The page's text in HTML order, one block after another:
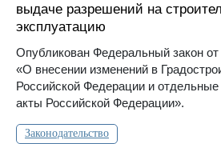
выдаче разрешений на
эксплуатацию
Опубликован Федеральный закон
«О внесении изменений в
Российской Федерации и
акты Российской Федерации».
Законодательство